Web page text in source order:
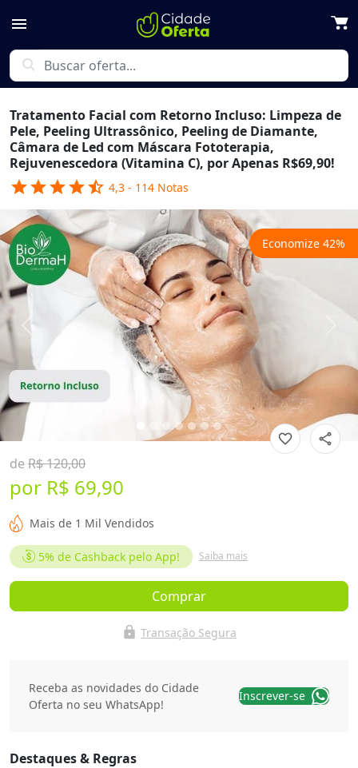
menu
search
Tratamento Facial com Retorno Incluso: Limpeza de
Pele, Peeling Ultrassônico, Peeling de Diamante,
Câmara de Led com Máscara Fototerapia,
Rejuvenescedora (Vitamina C), por Apenas R$69,90!
starstarstarstarstar_half 4,3 - 114 Notas
favorite_border share
Economize 42%
Previous
de R$ 120,00
por R$ 69,90
Mais de 1 Mil Vendidos
5% de Cashback pelo App! Saiba mais
Comprar
lock Transação Segura
Receba as novidades do Cidade
Oferta no seu WhatsApp!
Inscrever-se
Destaques & Regras